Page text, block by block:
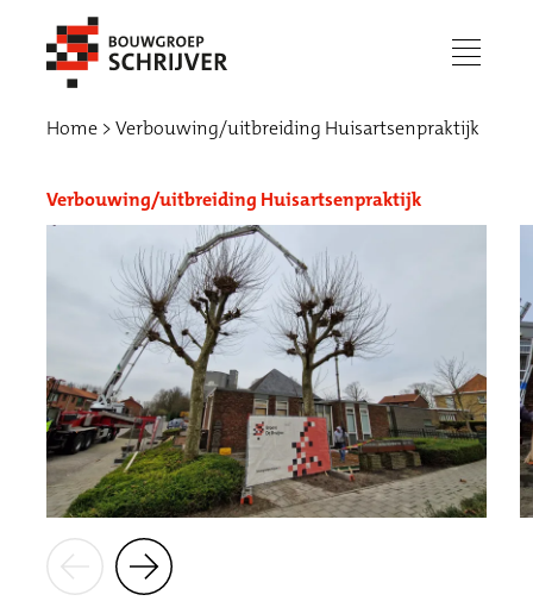
menu
Werken bij
Home Verbouwing/uitbreiding Huisartsenpraktijk
Verbouwing/uitbreiding Huisartsenpraktijk